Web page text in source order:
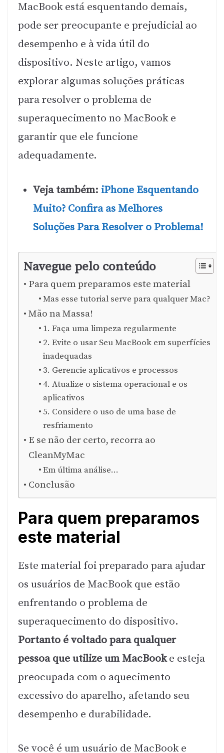
MacBook está esquentando demais,
pode ser preocupante e prejudicial ao
desempenho e à vida útil do
dispositivo. Neste artigo, vamos
explorar algumas soluções práticas
para resolver o problema de
superaquecimento no MacBook e
garantir que ele funcione
adequadamente.
Veja também: iPhone Esquentando
Muito? Confira as Melhores
Soluções Para Resolver o Problema!
Navegue pelo conteúdo
Para quem preparamos este material
Mas esse tutorial serve para qualquer Mac?
Mão na Massa!
1. Faça uma limpeza regularmente
2. Evite o usar Seu MacBook em superfícies
inadequadas
3. Gerencie aplicativos e processos
4. Atualize o sistema operacional e os
aplicativos
5. Considere o uso de uma base de
resfriamento
E se não der certo, recorra ao
CleanMyMac
Em última análise…
Conclusão
Para quem preparamos
este material
Este material foi preparado para ajudar
os usuários de MacBook que estão
enfrentando o problema de
superaquecimento do dispositivo.
Portanto é voltado para qualquer
pessoa que utilize um MacBooke esteja
preocupada com o aquecimento
excessivo do aparelho, afetando seu
desempenho e durabilidade.
Se você é um usuário de MacBook e